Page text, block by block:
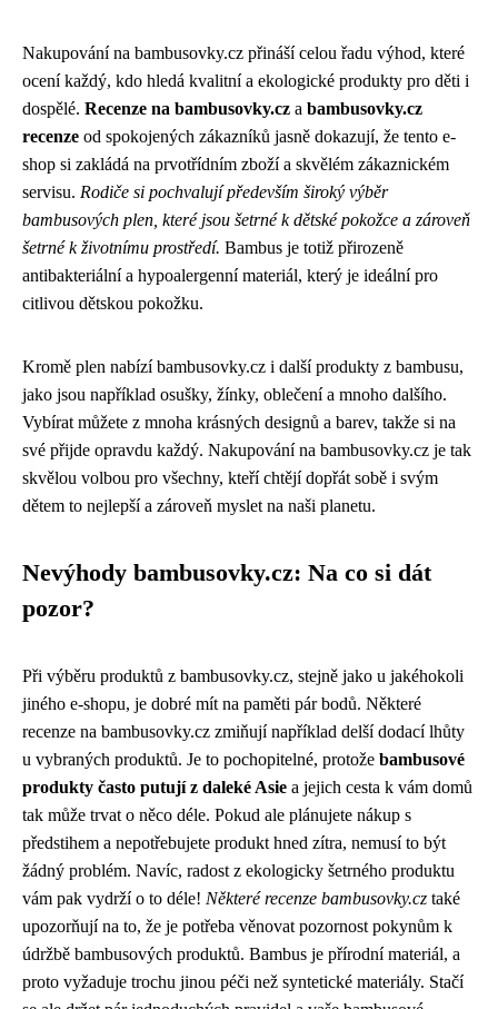
Nakupování na bambusovky.cz přináší celou řadu výhod, které
ocení každý, kdo hledá kvalitní a ekologické produkty pro děti i
dospělé. Recenze na bambusovky.cz a bambusovky.cz
recenze od spokojených zákazníků jasně dokazují, že tento e-
shop si zakládá na prvotřídním zboží a skvělém zákaznickém
servisu. Rodiče si pochvalují především široký výběr
bambusových plen, které jsou šetrné k dětské pokožce a zároveň
šetrné k životnímu prostředí. Bambus je totiž přirozeně
antibakteriální a hypoalergenní materiál, který je ideální pro
citlivou dětskou pokožku.
Kromě plen nabízí bambusovky.cz i další produkty z bambusu,
jako jsou například osušky, žínky, oblečení a mnoho dalšího.
Vybírat můžete z mnoha krásných designů a barev, takže si na
své přijde opravdu každý. Nakupování na bambusovky.cz je tak
skvělou volbou pro všechny, kteří chtějí dopřát sobě i svým
dětem to nejlepší a zároveň myslet na naši planetu.
Nevýhody bambusovky.cz: Na co si dát
pozor?
Při výběru produktů z bambusovky.cz, stejně jako u jakéhokoli
jiného e-shopu, je dobré mít na paměti pár bodů. Některé
recenze na bambusovky.cz zmiňují například delší dodací lhůty
u vybraných produktů. Je to pochopitelné, protože bambusové
produkty často putují z daleké Asie a jejich cesta k vám domů
tak může trvat o něco déle. Pokud ale plánujete nákup s
předstihem a nepotřebujete produkt hned zítra, nemusí to být
žádný problém. Navíc, radost z ekologicky šetrného produktu
vám pak vydrží o to déle! Některé recenze bambusovky.cz také
upozorňují na to, že je potřeba věnovat pozornost pokynům k
údržbě bambusových produktů. Bambus je přírodní materiál, a
proto vyžaduje trochu jinou péči než syntetické materiály. Stačí